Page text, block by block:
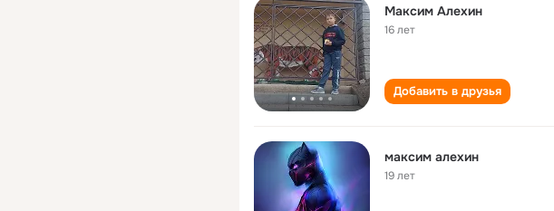
Максим Алехин
16 лет
Добавить в друзья
максим алехин
19 лет